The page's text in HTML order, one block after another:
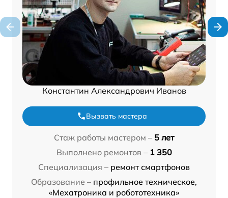
Константин Александрович Иванов
Вызвать мастера
Стаж работы мастером – 5 лет
Выполнено ремонтов – 1 350
Специализация – ремонт смартфонов
Образование – профильное техническое,
«Мехатроника и робототехника»